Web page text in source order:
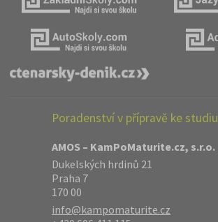
Poradenství v přípravě ke studiu
AMOS – KamPoMaturite.cz, s.r.o.
Dukelských hrdinů 21
Praha 7
170 00
info@kampomaturite.cz